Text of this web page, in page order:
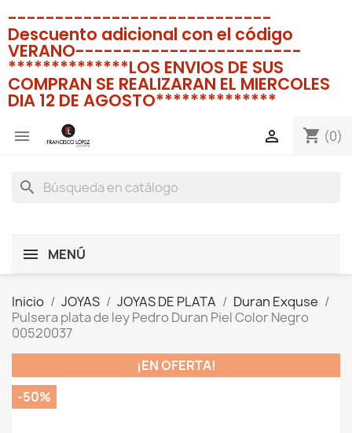
----------------------------
Descuento adicional con el código
VERANO------------------------
**************LOS ENVIOS DE SUS
COMPRAN SE REALIZARAN EL MIERCOLES
DIA 12 DE AGOSTO**************
 shopping_cart (0)

search
MENÚ
Inicio JOYAS JOYAS DE PLATA
Duran Exquse
Pulsera plata de ley Pedro Duran Piel Color Negro
00520037
¡EN OFERTA!
-50%